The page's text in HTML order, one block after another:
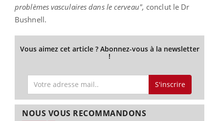
problèmes vasculaires dans le cerveau", conclut le Dr
Bushnell.
Vous aimez cet article ? Abonnez-vous à la newsletter
!
S'inscrire
NOUS VOUS RECOMMANDONS